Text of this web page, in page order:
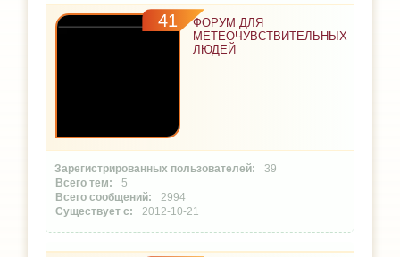
41
ФОРУМ ДЛЯ
МЕТЕОЧУВСТВИТЕЛЬНЫХ
ЛЮДЕЙ
39
5
2994
2012-10-21